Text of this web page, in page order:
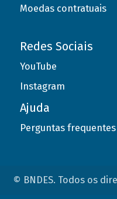
Moedas contratuais
Redes Sociais
YouTube
Instagram
Ajuda
Perguntas frequentes
© BNDES. Todos os